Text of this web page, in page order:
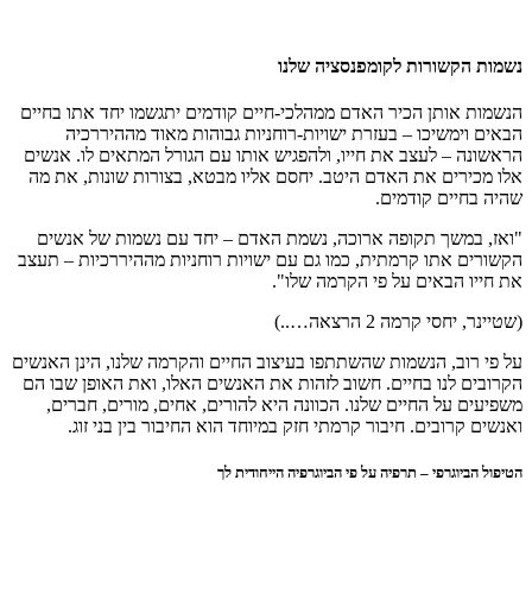
נשמות הקשורות לקומפנסציה שלנו
הנשמות אותן הכיר האדם ממהלכי-חיים קודמים יתגשמו יחד אתו בחיים
הבאים וימשיכו – בעזרת ישויות-רוחניות גבוהות מאוד מההיררכיה
הראשונה – לעצב את חייו, ולהפגיש אותו עם הגורל המתאים לו. אנשים
אלו מכירים את האדם היטב. יחסם אליו מבטא, בצורות שונות, את מה
שהיה בחיים קודמים.
"ואז, במשך תקופה ארוכה, נשמת האדם – יחד עם נשמות של אנשים
הקשורים אתו קרמתית, כמו גם עם ישויות רוחניות מההיררכיות – תעצב
את חייו הבאים על פי הקרמה שלו".
(שטיינר, יחסי קרמה 2 הרצאה…..)
על פי רוב, הנשמות שהשתתפו בעיצוב החיים והקרמה שלנו, הינן האנשים
הקרובים לנו בחיים. חשוב לזהות את האנשים האלו, ואת האופן שבו הם
משפיעים על החיים שלנו. הכוונה היא להורים, אחים, מורים, חברים,
ואנשים קרובים. חיבור קרמתי חזק במיוחד הוא החיבור בין בני זוג.
הטיפול הביוגרפי – תרפיה על פי הביוגרפיה הייחודית לך